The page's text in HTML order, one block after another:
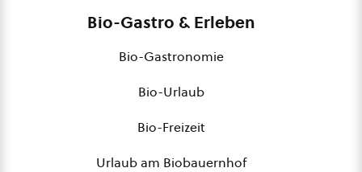
Bio-Gastro & Erleben
Bio-Gastronomie
Bio-Urlaub
Bio-Freizeit
Urlaub am Biobauernhof